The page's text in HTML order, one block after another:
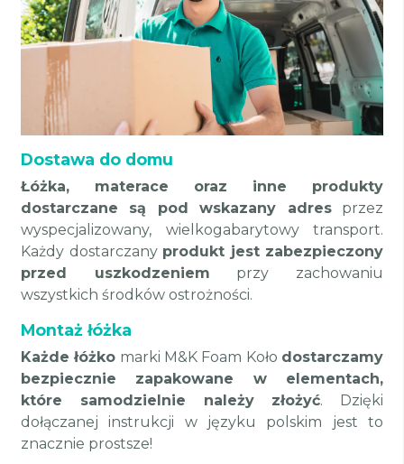
Dostawa do domu
Łóżka, materace oraz inne produkty
dostarczane są pod wskazany adresprzez
wyspecjalizowany, wielkogabarytowy transport.
Każdy dostarczany produkt jest zabezpieczony
przed uszkodzeniem przy zachowaniu
wszystkich środków ostrożności.
Montaż łóżka
Każde łóżko marki M&K Foam Koło dostarczamy
bezpiecznie zapakowane w elementach,
które samodzielnie należy złożyć. Dzięki
dołączanej instrukcji w języku polskim jest to
znacznie prostsze!